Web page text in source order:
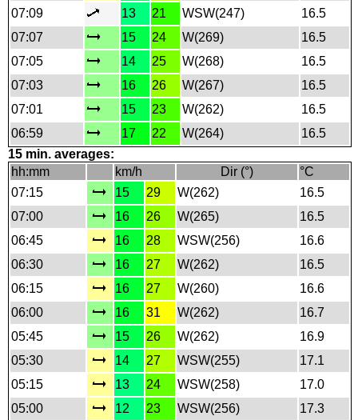
07:09
13 21 WSW(247)
16.5
07:07
15 24 W(269)
16.5
07:05
14 25 W(268)
16.5
07:03
16 26 W(267)
16.5
07:01
15 23 W(262)
16.5
06:59
17 22 W(264)
16.5
15 min. averages:
hh:mm
km/h Dir (°)
°C
07:15
15 29 W(262)
16.5
07:00
16 26 W(265)
16.5
06:45
16 28 WSW(256)
16.6
06:30
16 27 W(262)
16.5
06:15
16 27 W(260)
16.6
06:00
16 31 W(262)
16.7
05:45
15 26 W(262)
16.9
05:30
14 27 WSW(255)
17.1
05:15
13 24 WSW(258)
17.0
05:00
12 23 WSW(256)
17.3